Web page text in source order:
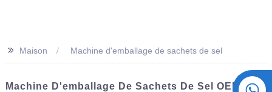
+86 15730993174
>> Maison Machine d'emballage de sachets de sel
Machine D'emballage De Sachets De Sel OEM -